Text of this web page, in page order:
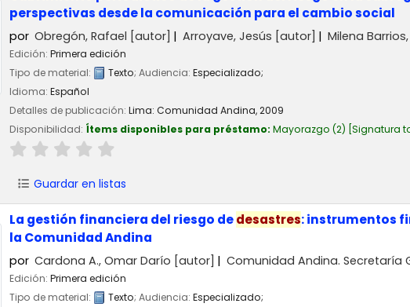
perspectivas desde la comunicación para el cambio social
por Obregón, Rafael [autor] Arroyave, Jesús [autor] Milena
Edición: Primera edición
Tipo de material:
Texto; Audiencia: Especializado;
Idioma: Español
Detalles de publicación: Lima: Comunidad Andina,2009
Disponibilidad: Ítems disponibles para préstamo: Mayorazgo (2) Signatura
Guardar en listas
La gestión financiera del riesgo dedesastres: instrumentos
la Comunidad Andina
por Cardona A., Omar Darío [autor] Comunidad Andina. Secretaría
Edición: Primera edición
Tipo de material:
Texto; Audiencia: Especializado;